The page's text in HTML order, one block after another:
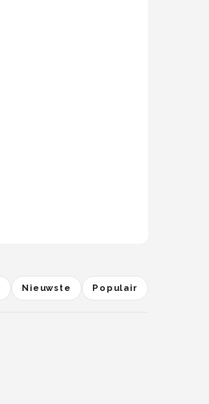
Nieuwste Populair